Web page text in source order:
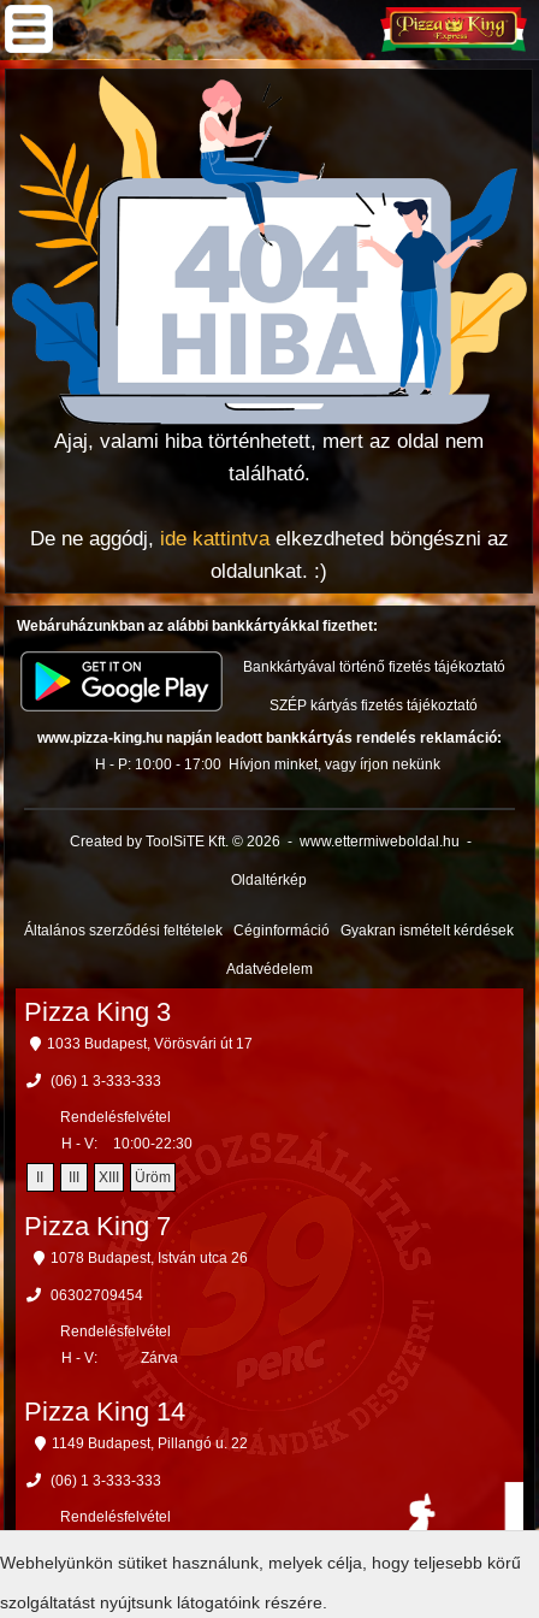
Webhelyünkön sütiket használunk, melyek célja, hogy teljesebb körű
szolgáltatást nyújtsunk látogatóink részére.
Ajaj, valami hiba történhetett, mert az oldal nem
található.
De ne aggódj, ide kattintvaelkezdheted böngészni az
oldalunkat. :)
Webáruházunkban az alábbi bankkártyákkal fizethet:
Bankkártyával történő fizetés tájékoztató
SZÉP kártyás fizetés tájékoztató
www.pizza-king.hu napján leadott bankkártyás rendelés reklamáció:
H - P: 10:00 - 17:00 Hívjon minket, vagy írjon nekünk
Created by ToolSiTE Kft. © 2026 - www.ettermiweboldal.hu -
Oldaltérkép
Általános szerződési feltételek Céginformáció Gyakran ismételt kérdések
Adatvédelem
Pizza King 3
1033 Budapest, Vörösvári út 17
(06) 1 3-333-333
Rendelésfelvétel
H - V:
10:00-22:30
XIII Üröm
Pizza King 7
1078 Budapest, István utca 26
06302709454
Rendelésfelvétel
H - V:
Zárva
Pizza King 14
1149 Budapest, Pillangó u. 22
(06) 1 3-333-333
Rendelésfelvétel